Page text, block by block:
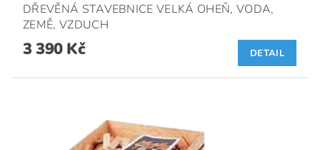
DŘEVĚNÁ STAVEBNICE VELKÁ OHEŇ, VODA,
ZEMĚ, VZDUCH
3 390 Kč DETAIL